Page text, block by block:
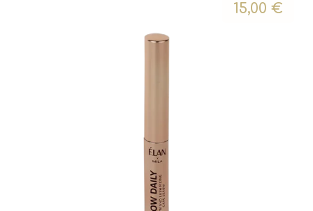
15,00 €